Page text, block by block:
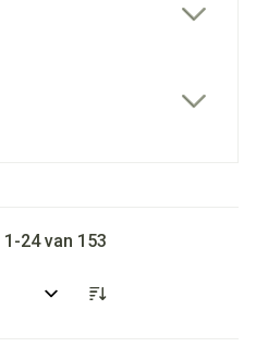
1 -24van 153